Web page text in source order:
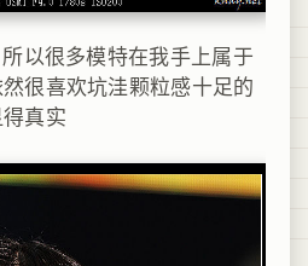
以很多模特在我手上属于
很喜欢坑洼颗粒感十足的
真实